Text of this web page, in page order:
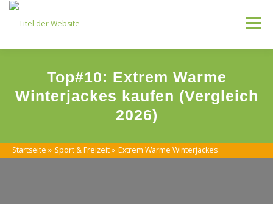
Skip
content
Menu
KategorienTop#10: Extrem Warme
Winterjackes kaufen (Vergleich
2026)
Startseite » Sport & Freizeit» Extrem Warme Winterjackes